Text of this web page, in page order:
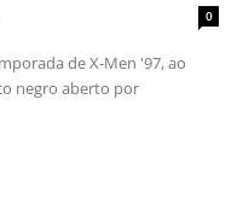
0
de X-Men '97, ao
negro aberto por